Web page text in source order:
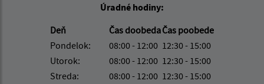
Úradné hodiny:
Deň
Čas doobedaČas poobede
Pondelok:
08:00 - 12:00 12:30 - 15:00
Utorok:
08:00 - 12:00 12:30 - 15:00
Streda:
08:00 - 12:00 12:30 - 15:00